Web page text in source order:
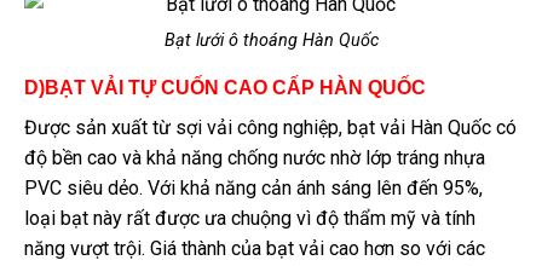
Bạt lưới ô thoáng Hàn Quốc
D)BẠT VẢI TỰ CUỐN CAO CẤP HÀN QUỐC
Được sản xuất từ sợi vải công nghiệp, bạt vải Hàn Quốc có
độ bền cao và khả năng chống nước nhờ lớp tráng nhựa
PVC siêu dẻo. Với khả năng cản ánh sáng lên đến 95%,
loại bạt này rất được ưa chuộng vì độ thẩm mỹ và tính
năng vượt trội. Giá thành của bạt vải cao hơn so với các